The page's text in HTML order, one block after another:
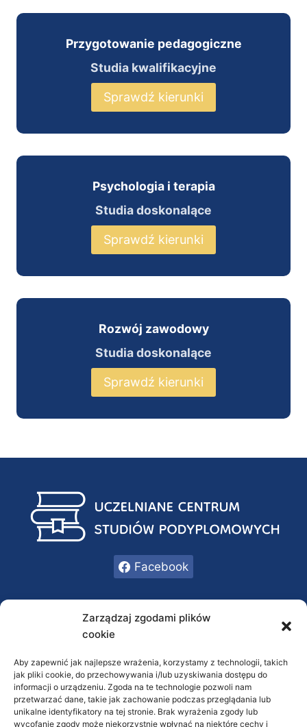
Zarządzaj zgodami plików
cookie
Aby zapewnić jak najlepsze wrażenia, korzystamy z technologii, takich
jak pliki cookie, do przechowywania i/lub uzyskiwania dostępu do
informacji o urządzeniu. Zgoda na te technologie pozwoli nam
przetwarzać dane, takie jak zachowanie podczas przeglądania lub
unikalne identyfikatory na tej stronie. Brak wyrażenia zgody lub
wycofanie zgody może niekorzystnie wpłynąć na niektóre cechy i
Przygotowanie pedagogiczne
Studia kwalifikacyjne
Sprawdź kierunki
Psychologia i terapia
Studia doskonalące
Sprawdź kierunki
Rozwój zawodowy
Studia doskonalące
Sprawdź kierunki
Facebook
O nas
Kontakt
RODO / Polityka prywatności